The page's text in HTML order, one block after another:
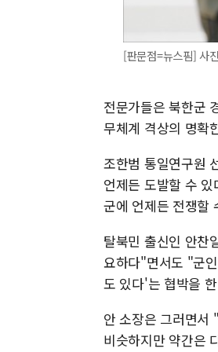
[판문점=뉴스핌] 사
전문가들은 북한군
무체계 격상의 명확
조한범 통일연구원
언제든 도발할 수
군에 언제든 전쟁할
탈북민 출신인 안찬
요하다"면서도 "군
도 있다'는 협박을
안 소장은 그러면서
비슷하지만 약간은